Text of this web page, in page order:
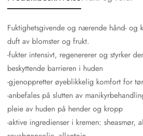
Fuktighetsgivende og nærende hånd- og
duft av blomster og frukt.
-fukter intensivt, regenererer og styrker
beskyttende barrieren i huden
-gjenoppretter øyeblikkelig komfort for
-anbefales på slutten av
pleie av huden på hender og kropp
-aktive ingredienser i kremen: sheasmør,